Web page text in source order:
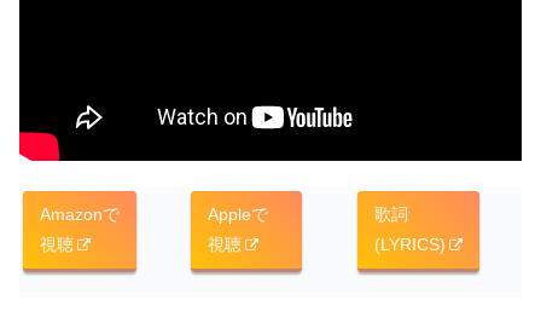
Amazonで
視聴
Appleで
視聴
歌詞
(LYRICS)